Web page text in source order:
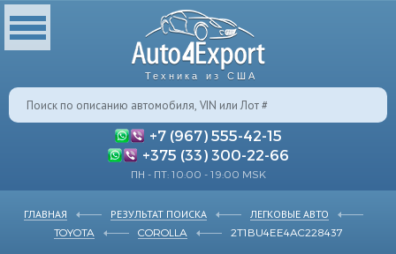
Техника из США
+7 (967) 555-42-15
+375 (33) 300-22-66
ПН - ПТ: 10:00 - 19:00 MSK
ГЛАВНАЯ РЕЗУЛЬТАТ ПОИСКА
ЛЕГКОВЫЕ АВТО
TOYOTA
COROLLA 2T1BU4EE4AC228437